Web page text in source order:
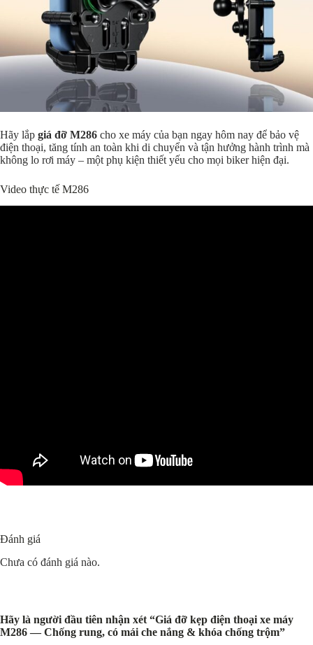
Hãy lắp giá đỡ M286 cho xe máy của bạn ngay hôm nay để bảo vệ
điện thoại, tăng tính an toàn khi di chuyển và tận hưởng hành trình mà
không lo rơi máy – một phụ kiện thiết yếu cho mọi biker hiện đại.
Video thực tế M286
Đánh giá
Chưa có đánh giá nào.
Hãy là người đầu tiên nhận xét “Giá đỡ kẹp điện thoại xe máy
M286 — Chống rung, có mái che nắng & khóa chống trộm”